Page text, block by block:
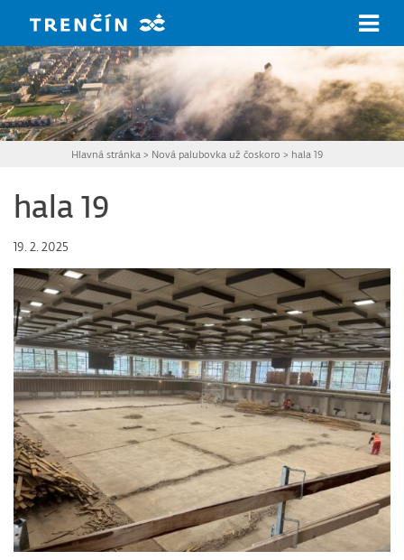
Hlavná stránka > Nová palubovka už čoskoro > hala 19
hala 19
19. 2. 2025